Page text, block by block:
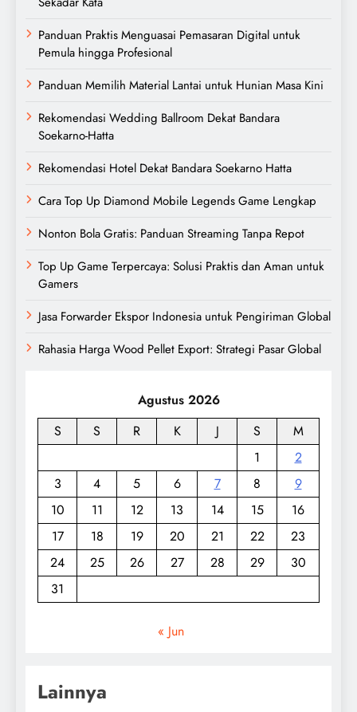
Panduan Praktis Menguasai Pemasaran Digital untuk
Pemula hingga Profesional
Panduan Memilih Material Lantai untuk Hunian Masa Kini
Rekomendasi Wedding Ballroom Dekat Bandara
Soekarno-Hatta
Rekomendasi Hotel Dekat Bandara Soekarno Hatta
Cara Top Up Diamond Mobile Legends Game Lengkap
Nonton Bola Gratis: Panduan Streaming Tanpa Repot
Top Up Game Terpercaya: Solusi Praktis dan Aman untuk
Gamers
Jasa Forwarder Ekspor Indonesia untuk Pengiriman Global
Rahasia Harga Wood Pellet Export: Strategi Pasar Global
Agustus 2026
S
S R K J S
M
1
2
3
4 5 6 7 8
9
10
11 12 13 14 15
16
17
18 19 20 21 22
23
24
25 26 27 28 29
30
31
« Jun
Lainnya